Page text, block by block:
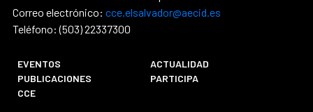
Correo electrónico: cce.elsalvador@aecid.es
Teléfono: (503) 22337300
EVENTOS
ACTUALIDAD
PUBLICACIONES
PARTICIPA
CCE